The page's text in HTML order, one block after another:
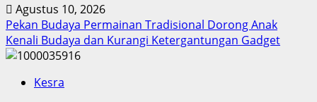
Agustus 10, 2026
Pekan Budaya Permainan Tradisional Dorong Anak
Kenali Budaya dan Kurangi Ketergantungan Gadget
Kesra